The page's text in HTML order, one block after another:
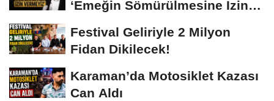
‘Emeğin Sömürülmesine İzin
Festival Geliriyle 2 Milyon
Fidan Dikilecek!
Karaman’da Motosiklet Kazası
Can Aldı